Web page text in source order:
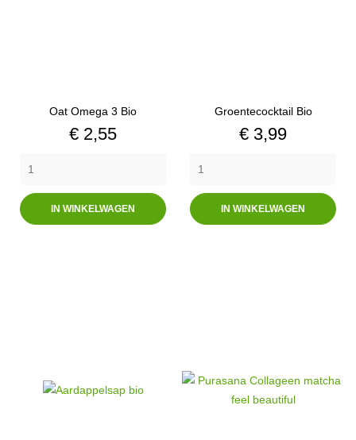
Oat Omega 3 Bio
Prijs
€ 2,55
IN WINKELWAGEN
Groentecocktail Bio
Prijs
€ 3,99
IN WINKELWAGEN